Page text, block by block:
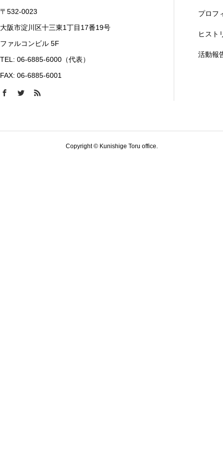
〒532-0023
大阪市淀川区十三東1丁目17番19号
ファルコンビル 5F
TEL: 06-6885-6000（代表）
FAX: 06-6885-6001
プロフ
ヒスト
活動報
Copyright © Kunishige Toru office.